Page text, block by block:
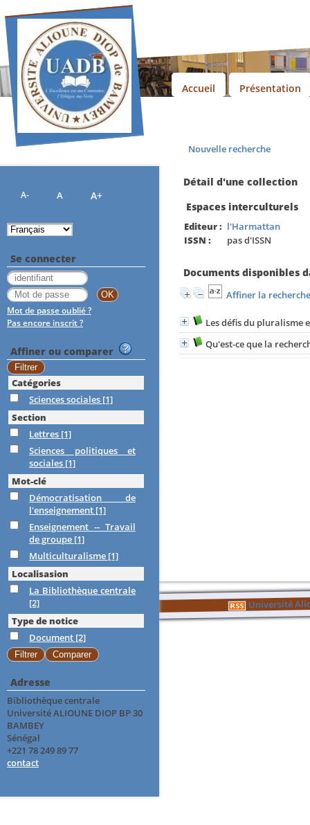
Nouvelle recherche
Détail d'une collection
Espaces interculturels
Editeur : l'Harmattan
ISSN :
pas d'ISSN
Documents disponibles
Affiner la recherche
Les défis du pluralisme
Qu'est-ce que la
Université
Accueil Présentation
A- A A+
Se connecter
Mot de passe oublié ?
Pas encore inscrit ?
Affiner ou comparer
Catégories
Sciences sociales [1]
Section
Lettres [1]
Sciences politiques et
sociales [1]
Mot-clé
Démocratisation de
l'enseignement [1]
Enseignement -- Travail
de groupe [1]
Multiculturalisme [1]
Localisasion
La Bibliothèque centrale
[2]
Type de notice
Document [2]
Adresse
Bibliothèque centrale
Université ALIOUNE DIOP BP 30
BAMBEY
Sénégal
+221 78 249 89 77
contact